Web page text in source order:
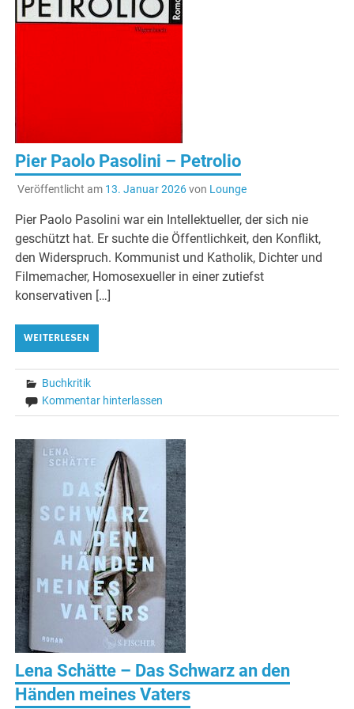
Pier Paolo Pasolini – Petrolio
Veröffentlicht am 13. Januar 2026von Lounge
Pier Paolo Pasolini war ein Intellektueller, der sich nie
geschützt hat. Er suchte die Öffentlichkeit, den Konflikt,
den Widerspruch. Kommunist und Katholik, Dichter und
Filmemacher, Homosexueller in einer zutiefst
konservativen […]
WEITERLESEN
Buchkritik
Kommentar hinterlassen
Lena Schätte – Das Schwarz an den
Händen meines Vaters